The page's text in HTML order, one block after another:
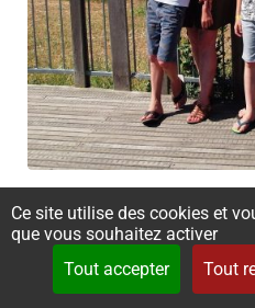
Ce site utilise des cookies et
que vous souhaitez activer
Tout accepter
Tout